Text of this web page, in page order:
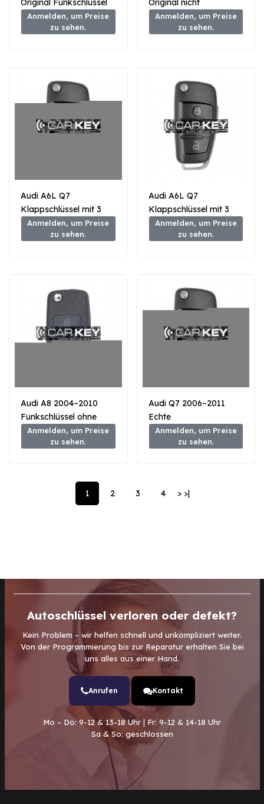
ohne Schlüssel 3 Tasten
868 MHz
Anmelden, um Preise
zu sehen.
schlüsselloser
Funkschlüssel 3 Tasten
Anmelden, um Preise
zu sehen.
Audi A6L Q7
Klappschlüssel mit 3
Tasten, 433 MHz, 8E-
Transponder
Anmelden, um Preise
zu sehen.
Audi A6L Q7
Klappschlüssel mit 3
Tasten, 868 MHz, 8E-
Transponder
Anmelden, um Preise
zu sehen.
Audi A8 2004–2010
Funkschlüssel ohne
Nähe, 3 Tasten, 433
MHz, PCF7946A, FCC-
Anmelden, um Preise
zu sehen.
Audi Q7 2006–2011
Echte
Klappfernbedienung
mit 3 Tasten, 868 MHz
Anmelden, um Preise
zu sehen.
1 2 3 4 > >|
Autoschlüssel verloren oder defekt?
Kein Problem – wir helfen schnell und unkompliziert weiter.
Von der Programmierung bis zur Reparatur erhalten Sie bei
uns alles aus einer Hand.
Anrufen Kontakt
Mo – Do: 9-12 & 13-18 Uhr | Fr: 9-12 & 14-18 Uhr
Sa & So: geschlossen